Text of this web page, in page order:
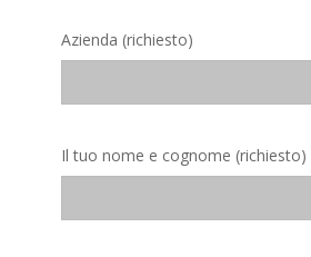
Azienda (richiesto)
Il tuo nome e cognome (richiesto)